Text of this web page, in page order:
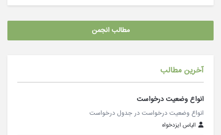
مطالب انجمن
آخرین مطالب
انواع وضعیت درخواست
انواع وضعیت درخواست در جدول درخواست
الیاس ایزدخواه